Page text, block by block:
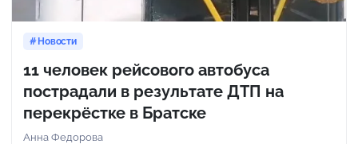
Новости
11 человек рейсового автобуса
пострадали в результате ДТП на
перекрёстке в Братске
Анна Федорова